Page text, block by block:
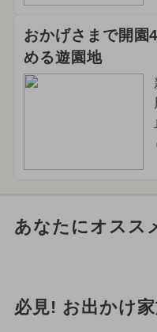
おかげさまで開園
める遊園地
あなたにオスス
必見! お出かけ